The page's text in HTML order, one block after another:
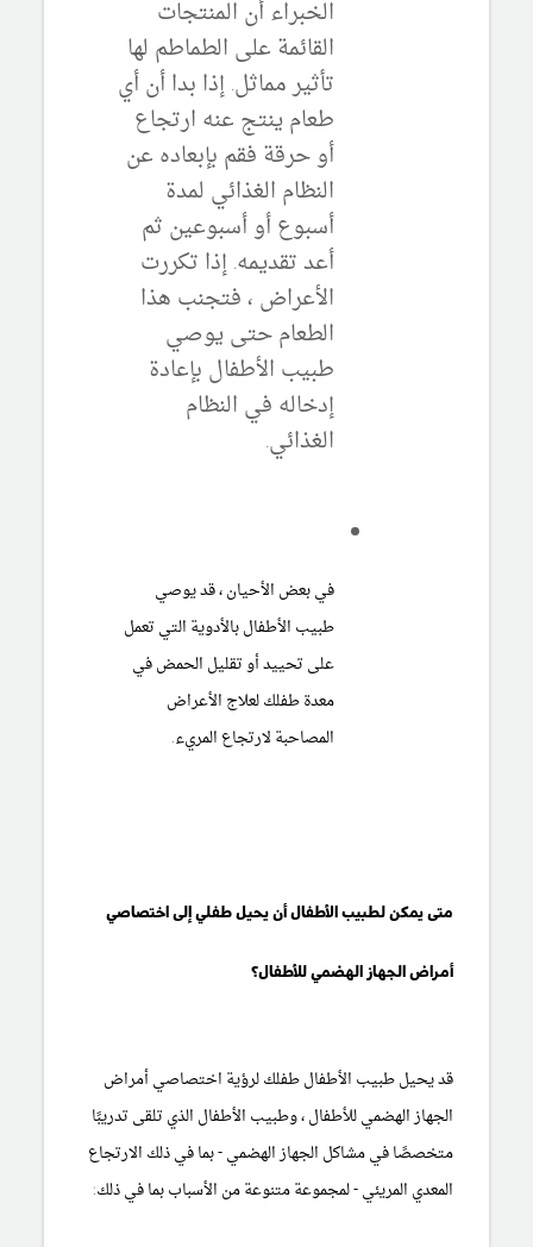
الخبراء أن المنتجات
القائمة على الطماطم لها
تأثير مماثل. إذا بدا أن أي
طعام ينتج عنه ارتجاع
أو حرقة فقم بإبعاده عن
النظام الغذائي لمدة
أسبوع أو أسبوعين ثم
أعد تقديمه. إذا تكررت
الأعراض ، فتجنب هذا
الطعام حتى يوصي
طبيب الأطفال بإعادة
إدخاله في النظام
الغذائي.
في بعض الأحيان ، قد يوصي
طبيب الأطفال بالأدوية التي تعمل
على تحييد أو تقليل الحمض في
معدة طفلك لعلاج الأعراض
المصاحبة لارتجاع المريء.
متى يمكن لطبيب الأطفال أن يحيل طفلي إلى اختصاصي
أمراض الجهاز الهضمي للأطفال؟
قد يحيل طبيب الأطفال طفلك لرؤية اختصاصيأمراض
الجهاز الهضمي للأطفال، وطبيب الأطفال الذي تلقى تدريبًا
متخصصًا في مشاكل الجهاز الهضمي - بما في ذلك الارتجاع
المعدي المريئي - لمجموعة متنوعة من الأسباب بما في ذلك: